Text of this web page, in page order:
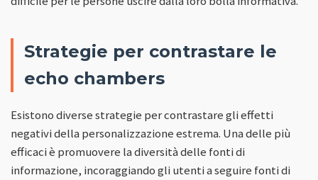
Strategie per contrastare le
echo chambers
Esistono diverse strategie per contrastare gli effetti
negativi della personalizzazione estrema. Una delle più
efficaci è promuovere la diversità delle fonti di
informazione, incoraggiando gli utenti a seguire fonti di